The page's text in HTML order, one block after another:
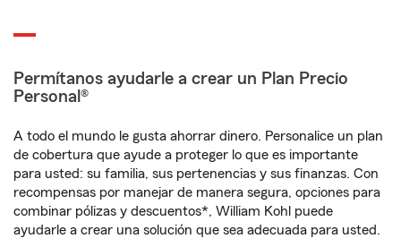
Permítanos ayudarle a crear un Plan Precio
Personal®
A todo el mundo le gusta ahorrar dinero. Personalice un plan
de cobertura que ayude a proteger lo que es importante
para usted: su familia, sus pertenencias y sus finanzas. Con
recompensas por manejar de manera segura, opciones para
combinar pólizas y descuentos*, William Kohl puede
ayudarle a crear una solución que sea adecuada para usted.